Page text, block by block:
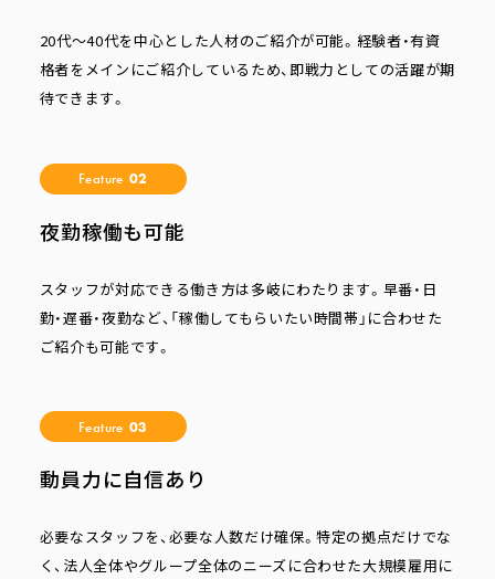
20代～40代を中心とした人材のご紹介が可能。経験者・有資
格者をメインにご紹介しているため、即戦力としての活躍が期
待できます。
Feature 02
夜勤稼働も可能
スタッフが対応できる働き方は多岐にわたります。早番・日
勤・遅番・夜勤など、「稼働してもらいたい時間帯」に合わせた
ご紹介も可能です。
Feature 03
動員力に自信あり
必要なスタッフを、必要な人数だけ確保。特定の拠点だけでな
く、法人全体やグループ全体のニーズに合わせた大規模雇用に